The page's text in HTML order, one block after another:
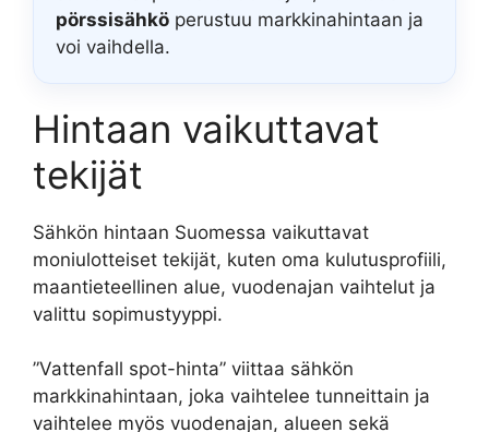
pörssisähkö perustuu markkinahintaan ja
voi vaihdella.
Hintaan vaikuttavat
tekijät
Sähkön hintaan Suomessa vaikuttavat
moniulotteiset tekijät, kuten oma kulutusprofiili,
maantieteellinen alue, vuodenajan vaihtelut ja
valittu sopimustyyppi.
”Vattenfall spot-hinta” viittaa sähkön
markkinahintaan, joka vaihtelee tunneittain ja
vaihtelee myös vuodenajan, alueen sekä